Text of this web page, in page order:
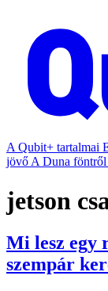
A Qubit+ tartalmai
jövő A Duna föntről
jetson
Mi lesz egy
szempár